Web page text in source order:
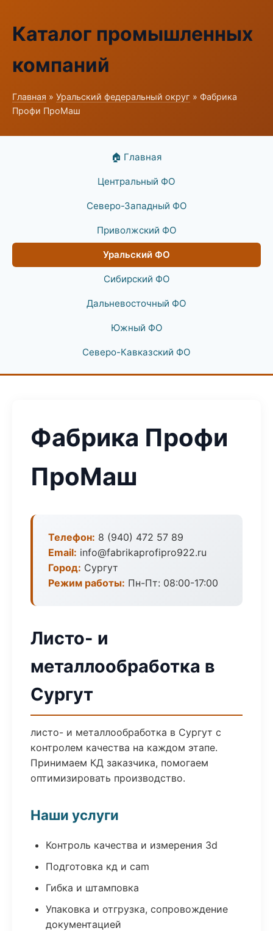
Каталог промышленных
компаний
Главная » Уральский федеральный округ » Фабрика
Профи ПроМаш
🏠 Главная
Центральный ФО
Северо-Западный ФО
Приволжский ФО
Уральский ФО
Сибирский ФО
Дальневосточный ФО
Южный ФО
Северо-Кавказский ФО
Фабрика Профи
ПроМаш
Телефон: 8 (940) 472 57 89
Email: info@fabrikaprofipro922.ru
Город: Сургут
Режим работы: Пн-Пт: 08:00-17:00
Листо- и
металлообработка в
Сургут
листо- и металлообработка в Сургут с
контролем качества на каждом этапе.
Принимаем КД заказчика, помогаем
оптимизировать производство.
Наши услуги
Контроль качества и измерения 3d
Подготовка кд и cam
Гибка и штамповка
Упаковка и отгрузка, сопровождение
документацией